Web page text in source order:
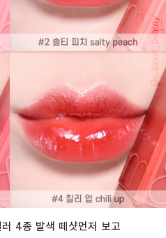
4종 발색 떼샷먼저 보고